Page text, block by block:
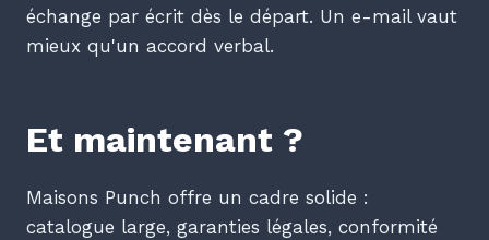
échange par écrit dès le départ. Un e-mail vaut
mieux qu'un accord verbal.
Et maintenant ?
Maisons Punch offre un cadre solide :
catalogue large, garanties légales, conformité